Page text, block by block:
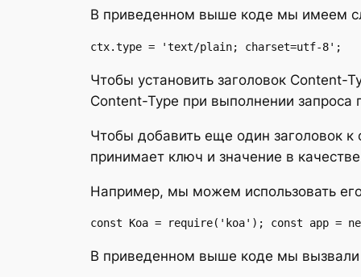
В приведенном выше коде мы имеем
ctx.type = 'text/plain; charset=utf-8';
Чтобы установить заголовок Content-
Content-Type при выполнении запроса
Чтобы добавить еще один заголовок
принимает ключ и значение в
Например, мы можем использовать
const Koa = require('koa'); const app =
В приведенном выше коде мы